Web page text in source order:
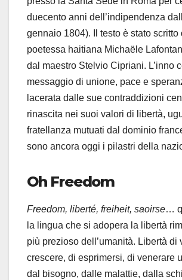
duecento anni dell’indipendenza
gennaio 1804). Il testo è stato scritto
poetessa haitiana Michaële
dal maestro Stelvio Cipriani. L’inno
messaggio di unione, pace e
lacerata dalle sue contraddizioni
rinascita nei suoi valori di libertà,
fratellanza mutuati dal dominio
sono ancora oggi i pilastri della
Oh Freedom
Freedom, liberté, freiheit, saoirse…
la lingua che si adopera la libertà
più prezioso dell’umanità. Libertà di
crescere, di esprimersi, di venerare
dal bisogno, dalle malattie, dalla